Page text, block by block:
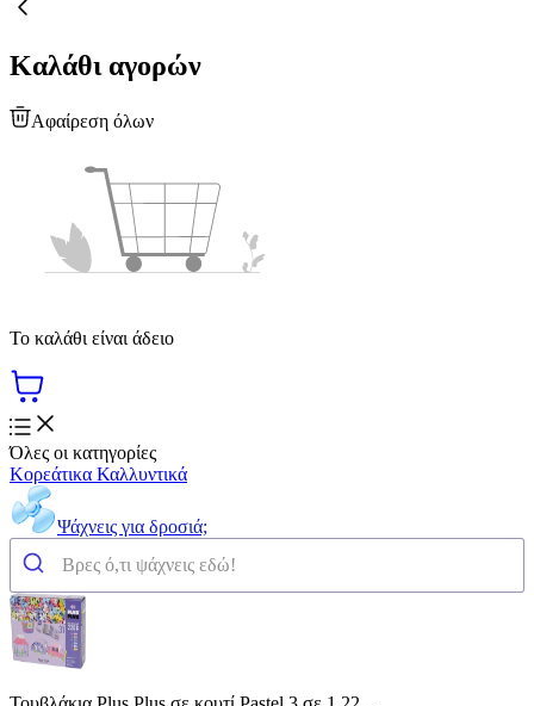
Καλάθι αγορών
Αφαίρεση όλων
Το καλάθι είναι άδειο
Όλες οι κατηγορίες
Κορεάτικα Καλλυντικά
Ψάχνεις για δροσιά;